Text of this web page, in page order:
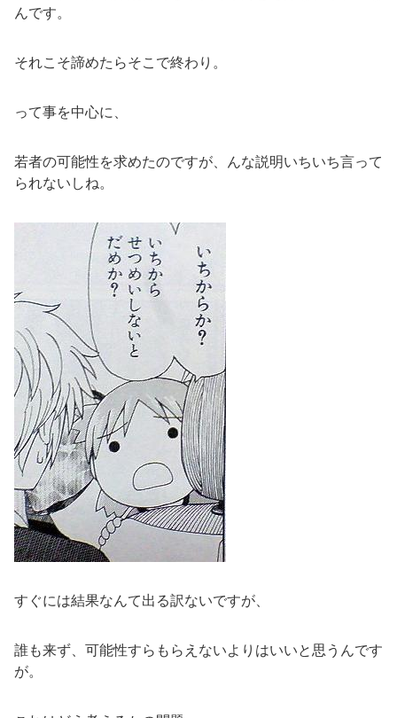
んです。
それこそ諦めたらそこで終わり。
って事を中心に、
若者の可能性を求めたのですが、んな説明いちいち言って
られないしね。
すぐには結果なんて出る訳ないですが、
誰も来ず、可能性すらもらえないよりはいいと思うんです
が。